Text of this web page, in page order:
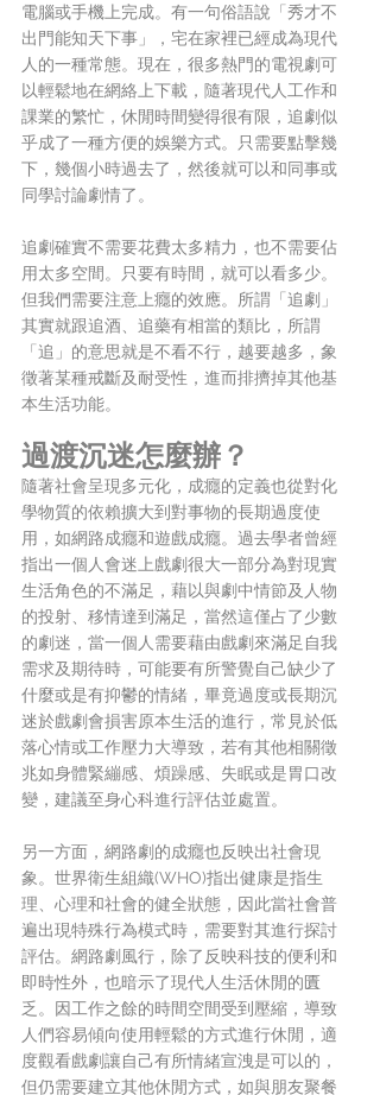
電腦或手機上完成。有一句俗語說「秀才不
出門能知天下事」，宅在家裡已經成為現代
人的一種常態。現在，很多熱門的電視劇可
以輕鬆地在網絡上下載，隨著現代人工作和
課業的繁忙，休閒時間變得很有限，追劇似
乎成了一種方便的娛樂方式。只需要點擊幾
下，幾個小時過去了，然後就可以和同事或
同學討論劇情了。
追劇確實不需要花費太多精力，也不需要佔
用太多空間。只要有時間，就可以看多少。
但我們需要注意上癮的效應。所謂「追劇」
其實就跟追酒、追藥有相當的類比，所謂
「追」的意思就是不看不行，越要越多，象
徵著某種戒斷及耐受性，進而排擠掉其他基
本生活功能。
過渡沉迷怎麼辦？
隨著社會呈現多元化，成癮的定義也從對化
學物質的依賴擴大到對事物的長期過度使
用，如網路成癮和遊戲成癮。過去學者曾經
指出一個人會迷上戲劇很大一部分為對現實
生活角色的不滿足，藉以與劇中情節及人物
的投射、移情達到滿足，當然這僅占了少數
的劇迷，當一個人需要藉由戲劇來滿足自我
需求及期待時，可能要有所警覺自己缺少了
什麼或是有抑鬱的情緒，畢竟過度或長期沉
迷於戲劇會損害原本生活的進行，常見於低
落心情或工作壓力大導致，若有其他相關徵
兆如身體緊繃感、煩躁感、失眠或是胃口改
變，建議至身心科進行評估並處置。
另一方面，網路劇的成癮也反映出社會現
象。世界衛生組織(WHO)指出健康是指生
理、心理和社會的健全狀態，因此當社會普
遍出現特殊行為模式時，需要對其進行探討
評估。網路劇風行，除了反映科技的便利和
即時性外，也暗示了現代人生活休閒的匱
乏。因工作之餘的時間空間受到壓縮，導致
人們容易傾向使用輕鬆的方式進行休閒，適
度觀看戲劇讓自己有所情緒宣洩是可以的，
但仍需要建立其他休閒方式，如與朋友聚餐